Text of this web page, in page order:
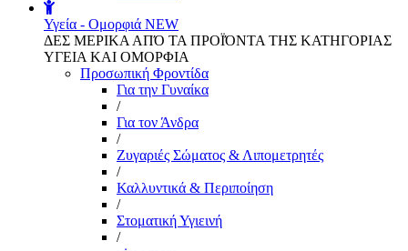
Υγεία - Ομορφιά NEW
ΔΕΣ ΜΕΡΙΚΑ ΑΠΌ ΤΑ ΠΡΟΪΌΝΤΑ ΤΗΣ ΚΑΤΗΓΟΡΙΑΣ
ΥΓΕΙΑ ΚΑΙ ΟΜΟΡΦΙΑ
Προσωπική Φροντίδα
Για την Γυναίκα
/
Για τον Άνδρα
/
Ζυγαριές Σώματος & Λιπομετρητές
/
Καλλυντικά & Περιποίηση
/
Στοματική Υγιεινή
/